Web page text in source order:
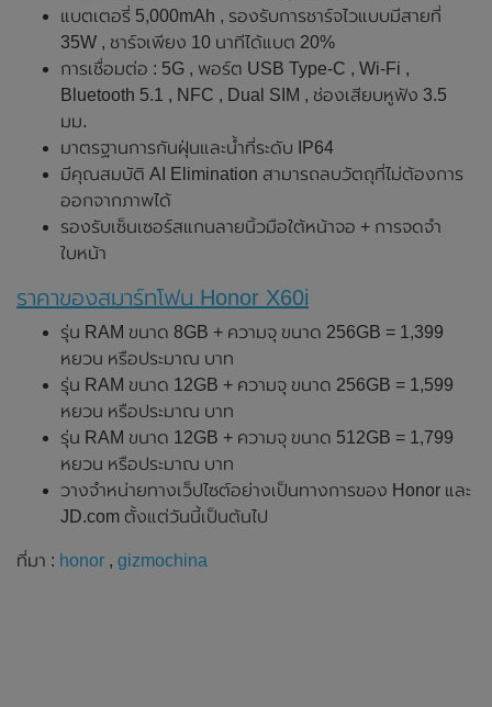
แบตเตอรี่ 5,000mAh , รองรับการชาร์จไวแบบมีสายที่
35W , ชาร์จเพียง 10 นาทีได้แบต 20%
การเชื่อมต่อ : 5G , พอร์ต USB Type-C , Wi-Fi ,
Bluetooth 5.1 , NFC , Dual SIM , ช่องเสียบหูฟัง 3.5
มม.
มาตรฐานการกันฝุ่นและน้ำที่ระดับ IP64
มีคุณสมบัติ AI Elimination สามารถลบวัตถุที่ไม่ต้องการ
ออกจากภาพได้
รองรับเซ็นเซอร์สแกนลายนิ้วมือใต้หน้าจอ + การจดจำ
ใบหน้า
ราคาของสมาร์ทโฟน Honor X60i
รุ่น RAM ขนาด 8GB + ความจุ ขนาด 256GB = 1,399
หยวน หรือประมาณ บาท
รุ่น RAM ขนาด 12GB + ความจุ ขนาด 256GB = 1,599
หยวน หรือประมาณ บาท
รุ่น RAM ขนาด 12GB + ความจุ ขนาด 512GB = 1,799
หยวน หรือประมาณ บาท
วางจำหน่ายทางเว็ปไซต์อย่างเป็นทางการของ Honor และ
JD.com ตั้งแต่วันนี้เป็นต้นไป
ที่มา : honor , gizmochina